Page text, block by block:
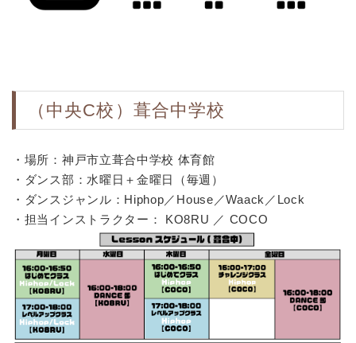
（中央C校）葺合中学校
・場所：神戸市立葺合中学校 体育館
・ダンス部：水曜日＋金曜日（毎週）
・ダンスジャンル：Hiphop／House／Waack／Lock
・担当インストラクター： KO8RU ／ COCO